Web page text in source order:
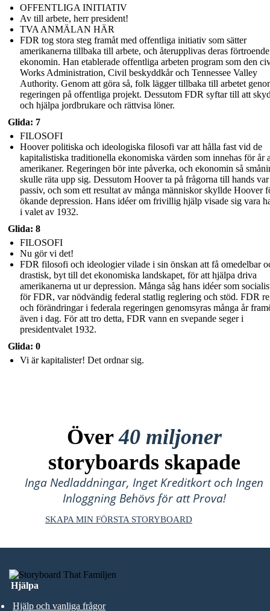
OFFENTLIGA INITIATIV
Av till arbete, herr president!
TVA ANMÄLAN HÄR
FDR tog stora steg framåt med offentliga initiativ som sätter
amerikanerna tillbaka till arbete, och återupplivas deras
ekonomin. Han etablerade offentliga arbeten program som den
Works Administration, Civil beskyddkår och Tennessee Valley
Authority. Genom att göra så, folk lägger tillbaka till arbetet
regeringen på offentliga projekt. Dessutom FDR syftar till att
och hjälpa jordbrukare och rättvisa löner.
Glida: 7
FILOSOFI
Hoover politiska och ideologiska filosofi var att hålla fast vid de
kapitalistiska traditionella ekonomiska värden som innehas för år
amerikaner. Regeringen bör inte påverka, och ekonomin så
skulle räta upp sig. Dessutom Hoover ta på frågorna till hands var
passiv, och som ett resultat av många människor skyllde Hoover
ökande depression. Hans idéer om frivillig hjälp visade sig vara
i valet av 1932.
Glida: 8
FILOSOFI
Nu gör vi det!
FDR filosofi och ideologier vilade i sin önskan att få omedelbar
drastisk, byt till det ekonomiska landskapet, för att hjälpa driva
amerikanerna ut ur depression. Många såg hans idéer som
för FDR, var nödvändig federal statlig reglering och stöd. FDR
och förändringar i federala regeringen genomsyras många år
även i dag. För att tro detta, FDR vann en svepande seger i
presidentvalet 1932.
Glida: 0
Vi är kapitalister! Det ordnar sig.
Över40 miljoner
storyboards skapade
Inga Nedladdningar, Inget Kreditkort och Ingen
Inloggning Behövs för att Prova!
SKAPA MIN FÖRSTA STORYBOARD
Hjälpa
Hjälp och vanliga frågor